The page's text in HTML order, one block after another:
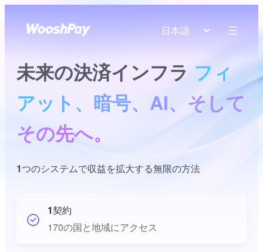
日本語
未来の決済インフラ フィ
アット、暗号、AI、そして
その先へ。
1つのシステムで収益を拡大する無限の方法
1契約
170の国と地域にアクセス